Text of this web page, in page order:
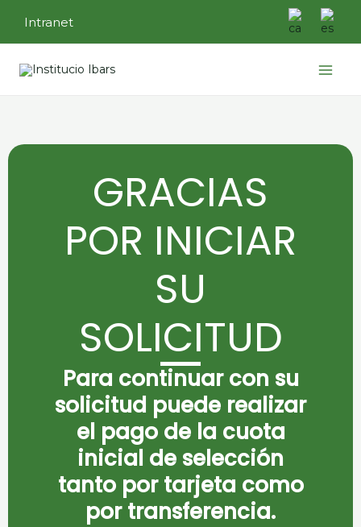
contenido
Intranet
GRACIAS
POR INICIAR
SU
SOLICITUD
Para continuar con su
solicitud puede realizar
el pago de la cuota
inicial de selección
tanto por tarjeta como
por transferencia.